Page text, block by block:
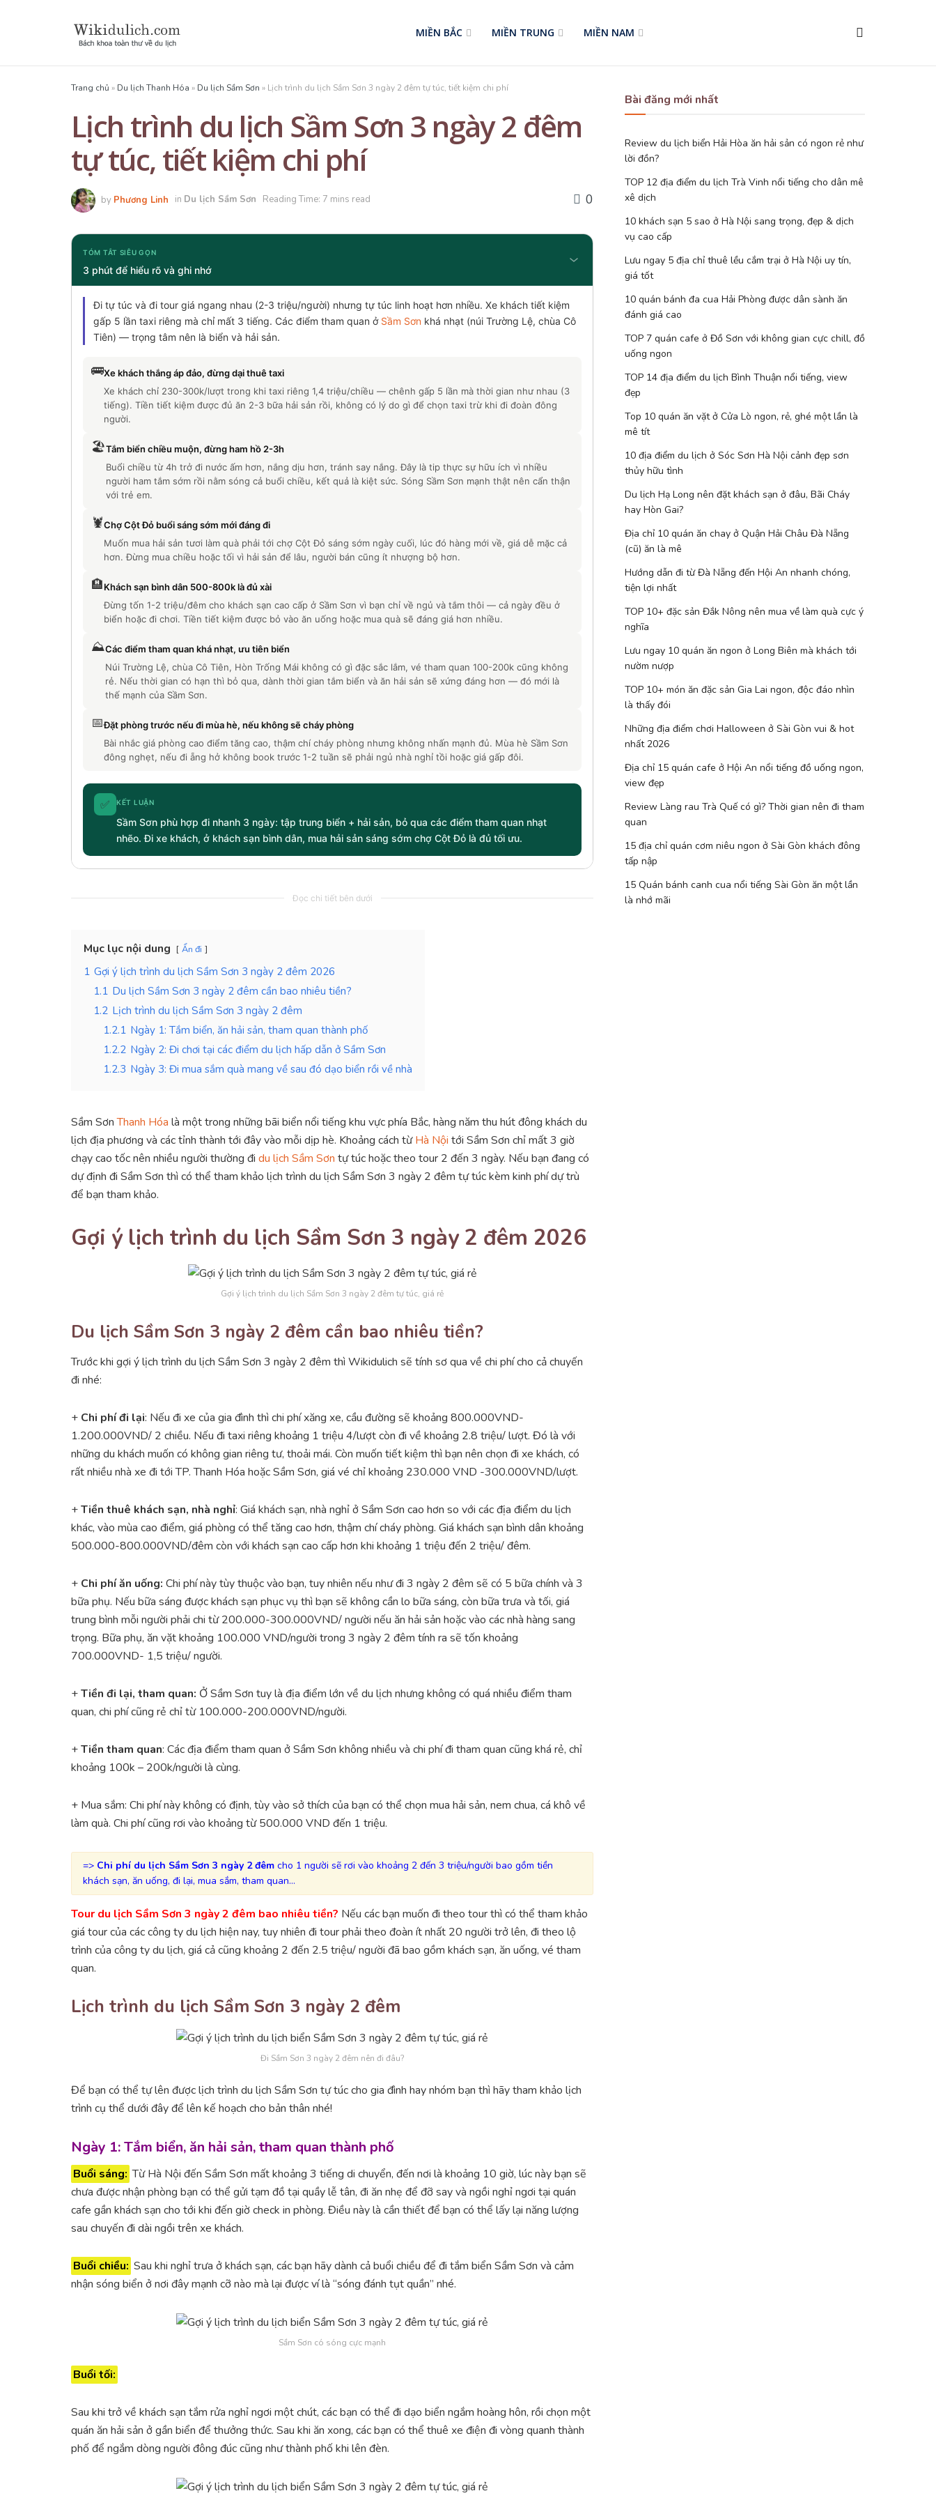
MIỀN BẮC MIỀN TRUNG MIỀN NAM
Trang chủ » Du lịch Thanh Hóa » Du lịch Sầm Sơn » Lịch trình du lịch Sầm Sơn 3 ngày 2 đêm tự túc, tiết kiệm chi phí
Lịch trình du lịch Sầm Sơn 3 ngày 2 đêm
tự túc, tiết kiệm chi phí
by Phương Linh in Du lịch Sầm Sơn Reading Time: 7 mins read 0
TÓM TẮT SIÊU GỌN
3 phút để hiểu rõ và ghi nhớ
Đi tự túc và đi tour giá ngang nhau (2-3 triệu/người) nhưng tự túc linh hoạt hơn nhiều. Xe khách tiết kiệm
gấp 5 lần taxi riêng mà chỉ mất 3 tiếng. Các điểm tham quan ở Sầm Sơn khá nhạt (núi Trường Lệ, chùa Cô
Tiên) — trọng tâm nên là biển và hải sản.
🚌Xe khách thắng áp đảo, đừng dại thuê taxi
Xe khách chỉ 230-300k/lượt trong khi taxi riêng 1,4 triệu/chiều — chênh gấp 5 lần mà thời gian như nhau (3
tiếng). Tiền tiết kiệm được đủ ăn 2-3 bữa hải sản rồi, không có lý do gì để chọn taxi trừ khi đi đoàn đông
người.
🏖️Tắm biển chiều muộn, đừng ham hồ 2-3h
Buổi chiều từ 4h trở đi nước ấm hơn, nắng dịu hơn, tránh say nắng. Đây là tip thực sự hữu ích vì nhiều
người ham tắm sớm rồi nằm sóng cả buổi chiều, kết quả là kiệt sức. Sóng Sầm Sơn mạnh thật nên cẩn thận
với trẻ em.
🦞Chợ Cột Đỏ buổi sáng sớm mới đáng đi
Muốn mua hải sản tươi làm quà phải tới chợ Cột Đỏ sáng sớm ngày cuối, lúc đó hàng mới về, giá dễ mặc cả
hơn. Đừng mua chiều hoặc tối vì hải sản để lâu, người bán cũng ít nhượng bộ hơn.
🏨Khách sạn bình dân 500-800k là đủ xài
Đừng tốn 1-2 triệu/đêm cho khách sạn cao cấp ở Sầm Sơn vì bạn chỉ về ngủ và tắm thôi — cả ngày đều ở
biển hoặc đi chơi. Tiền tiết kiệm được bỏ vào ăn uống hoặc mua quà sẽ đáng giá hơn nhiều.
⛰️Các điểm tham quan khá nhạt, ưu tiên biển
Núi Trường Lệ, chùa Cô Tiên, Hòn Trống Mái không có gì đặc sắc lắm, vé tham quan 100-200k cũng không
rẻ. Nếu thời gian có hạn thì bỏ qua, dành thời gian tắm biển và ăn hải sản sẽ xứng đáng hơn — đó mới là
thế mạnh của Sầm Sơn.
📅Đặt phòng trước nếu đi mùa hè, nếu không sẽ cháy phòng
Bài nhắc giá phòng cao điểm tăng cao, thậm chí cháy phòng nhưng không nhấn mạnh đủ. Mùa hè Sầm Sơn
đông nghẹt, nếu đi ẵng hở không book trước 1-2 tuần sẽ phải ngủ nhà nghỉ tồi hoặc giá gấp đôi.
✅ KẾT LUẬN
Sầm Sơn phù hợp đi nhanh 3 ngày: tập trung biển + hải sản, bỏ qua các điểm tham quan nhạt
nhẽo. Đi xe khách, ở khách sạn bình dân, mua hải sản sáng sớm chợ Cột Đỏ là đủ tối ưu.
Đọc chi tiết bên dưới
Mục lục nội dung Ẩn đi
1 Gợi ý lịch trình du lịch Sầm Sơn 3 ngày 2 đêm 2026
1.1 Du lịch Sầm Sơn 3 ngày 2 đêm cần bao nhiêu tiền?
1.2 Lịch trình du lịch Sầm Sơn 3 ngày 2 đêm
1.2.1 Ngày 1: Tắm biển, ăn hải sản, tham quan thành phố
1.2.2 Ngày 2: Đi chơi tại các điểm du lịch hấp dẫn ở Sầm Sơn
1.2.3 Ngày 3: Đi mua sắm quà mang về sau đó dạo biển rồi về nhà
Sầm SơnThanh Hóa là một trong những bãi biển nổi tiếng khu vực phía Bắc, hàng năm thu hút đông khách du
lịch địa phương và các tỉnh thành tới đây vào mỗi dịp hè. Khoảng cách từHà Nội tới Sầm Sơn chỉ mất 3 giờ
chạy cao tốc nên nhiều người thường đi du lịch Sầm Sơn tự túc hoặc theo tour 2 đến 3 ngày. Nếu bạn đang có
dự định đi Sầm Sơn thì có thể tham khảo lịch trình du lịch Sầm Sơn 3 ngày 2 đêm tự túc kèm kinh phí dự trù
để bạn tham khảo.
Gợi ý lịch trình du lịch Sầm Sơn 3 ngày 2 đêm 2026
Gợi ý lịch trình du lịch Sầm Sơn 3 ngày 2 đêm tự túc, giá rẻ
Du lịch Sầm Sơn 3 ngày 2 đêm cần bao nhiêu tiền?
Trước khi gợi ý lịch trình du lịch Sầm Sơn 3 ngày 2 đêm thì Wikidulich sẽ tính sơ qua về chi phí cho cả chuyến
đi nhé:
+ Chi phí đi lại: Nếu đi xe của gia đình thì chi phí xăng xe, cầu đường sẽ khoảng 800.000VND-
1.200.000VND/ 2 chiều. Nếu đi taxi riêng khoảng 1 triệu 4/lượt còn đi về khoảng 2.8 triệu/ lượt. Đó là với
những du khách muốn có không gian riêng tư, thoải mái. Còn muốn tiết kiệm thì bạn nên chọn đi xe khách, có
rất nhiều nhà xe đi tới TP. Thanh Hóa hoặc Sầm Sơn, giá vé chỉ khoảng 230.000 VND -300.000VND/lượt.
+Tiền thuê khách sạn, nhà nghỉ: Giá khách sạn, nhà nghỉ ở Sầm Sơn cao hơn so với các địa điểm du lịch
khác, vào mùa cao điểm, giá phòng có thể tăng cao hơn, thậm chí cháy phòng. Giá khách sạn bình dân khoảng
500.000-800.000VND/đêm còn với khách sạn cao cấp hơn khi khoảng 1 triệu đến 2 triệu/ đêm.
+ Chi phí ăn uống: Chi phí này tùy thuộc vào bạn, tuy nhiên nếu như đi 3 ngày 2 đêm sẽ có 5 bữa chính và 3
bữa phụ. Nếu bữa sáng được khách sạn phục vụ thì bạn sẽ không cần lo bữa sáng, còn bữa trưa và tối, giá
trung bình mỗi người phải chi từ 200.000-300.000VND/ người nếu ăn hải sản hoặc vào các nhà hàng sang
trọng. Bữa phụ, ăn vặt khoảng 100.000 VND/người trong 3 ngày 2 đêm tính ra sẽ tốn khoảng
700.000VND- 1,5 triệu/ người.
+Tiền đi lại, tham quan: Ở Sầm Sơn tuy là địa điểm lớn về du lịch nhưng không có quá nhiều điểm tham
quan, chi phí cũng rẻ chỉ từ 100.000-200.000VND/người.
+Tiền tham quan: Các địa điểm tham quan ở Sầm Sơn không nhiều và chi phí đi tham quan cũng khá rẻ, chỉ
khoảng 100k – 200k/người là cùng.
+ Mua sắm: Chi phí này không có định, tùy vào sở thích của bạn có thể chọn mua hải sản, nem chua, cá khô về
làm quà. Chi phí cũng rơi vào khoảng từ 500.000 VND đến 1 triệu.
=> Chi phí du lịch Sầm Sơn 3 ngày 2 đêm cho 1 người sẽ rơi vào khoảng 2 đến 3 triệu/người bao gồm tiền
khách sạn, ăn uống, đi lại, mua sắm, tham quan…
Tour du lịch Sầm Sơn 3 ngày 2 đêm bao nhiêu tiền? Nếu các bạn muốn đi theo tour thì có thể tham khảo
giá tour của các công ty du lịch hiện nay, tuy nhiên đi tour phải theo đoàn ít nhất 20 người trở lên, đi theo lộ
trình của công ty du lịch, giá cả cũng khoảng 2 đến 2.5 triệu/ người đã bao gồm khách sạn, ăn uống, vé tham
quan.
Lịch trình du lịch Sầm Sơn 3 ngày 2 đêm
Đi Sầm Sơn 3 ngày 2 đêm nên đi đâu?
Để bạn có thể tự lên được lịch trình du lịch Sầm Sơn tự túc cho gia đình hay nhóm bạn thì hãy tham khảo lịch
trình cụ thể dưới đây để lên kế hoạch cho bản thân nhé!
Ngày 1: Tắm biển, ăn hải sản, tham quan thành phố
Buổi sáng: Từ Hà Nội đến Sầm Sơn mất khoảng 3 tiếng di chuyển, đến nơi là khoảng 10 giờ, lúc này bạn sẽ
chưa được nhận phòng bạn có thể gửi tạm đồ tại quầy lễ tân, đi ăn nhẹ để đỡ say và ngồi nghỉ ngơi tại quán
cafe gần khách sạn cho tới khi đến giờ check in phòng. Điều này là cần thiết để bạn có thể lấy lại năng lượng
sau chuyến đi dài ngồi trên xe khách.
Buổi chiều: Sau khi nghỉ trưa ở khách sạn, các bạn hãy dành cả buổi chiều để đi tắm biển Sầm Sơn và cảm
nhận sóng biển ở nơi đây mạnh cỡ nào mà lại được ví là “sóng đánh tụt quần” nhé.
Sầm Sơn có sóng cực mạnh
Buổi tối:
Sau khi trở về khách sạn tắm rửa nghỉ ngơi một chút, các bạn có thể đi dạo biển ngắm hoàng hôn, rồi chọn một
quán ăn hải sản ở gần biển để thưởng thức. Sau khi ăn xong, các bạn có thể thuê xe điện đi vòng quanh thành
phố để ngắm dòng người đông đúc cũng như thành phố khi lên đèn.
Bài đăng mới nhất
Review du lịch biển Hải Hòa ăn hải sản có ngon rẻ như
lời đồn?
TOP 12 địa điểm du lịch Trà Vinh nổi tiếng cho dân mê
xê dịch
10 khách sạn 5 sao ở Hà Nội sang trọng, đẹp & dịch
vụ cao cấp
Lưu ngay 5 địa chỉ thuê lều cắm trại ở Hà Nội uy tín,
giá tốt
10 quán bánh đa cua Hải Phòng được dân sành ăn
đánh giá cao
TOP 7 quán cafe ở Đồ Sơn với không gian cực chill, đồ
uống ngon
TOP 14 địa điểm du lịch Bình Thuận nổi tiếng, view
đẹp
Top 10 quán ăn vặt ở Cửa Lò ngon, rẻ, ghé một lần là
mê tít
10 địa điểm du lịch ở Sóc Sơn Hà Nội cảnh đẹp sơn
thủy hữu tình
Du lịch Hạ Long nên đặt khách sạn ở đâu, Bãi Cháy
hay Hòn Gai?
Địa chỉ 10 quán ăn chay ở Quận Hải Châu Đà Nẵng
(cũ) ăn là mê
Hướng dẫn đi từ Đà Nẵng đến Hội An nhanh chóng,
tiện lợi nhất
TOP 10+ đặc sản Đắk Nông nên mua về làm quà cực ý
nghĩa
Lưu ngay 10 quán ăn ngon ở Long Biên mà khách tới
nườm nượp
TOP 10+ món ăn đặc sản Gia Lai ngon, độc đáo nhìn
là thấy đói
Những địa điểm chơi Halloween ở Sài Gòn vui & hot
nhất 2026
Địa chỉ 15 quán cafe ở Hội An nổi tiếng đồ uống ngon,
view đẹp
Review Làng rau Trà Quế có gì? Thời gian nên đi tham
quan
15 địa chỉ quán cơm niêu ngon ở Sài Gòn khách đông
tấp nập
15 Quán bánh canh cua nổi tiếng Sài Gòn ăn một lần
là nhớ mãi